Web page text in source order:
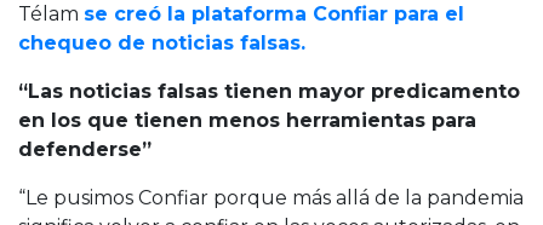
Télam se creó la plataforma Confiar para el
chequeo de noticias falsas.
“Las noticias falsas tienen mayor predicamento
en los que tienen menos herramientas para
defenderse”
“Le pusimos Confiar porque más allá de la pandemia